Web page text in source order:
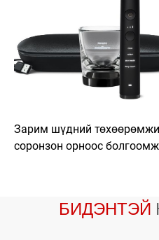
Зарим шүдний
соронзон орноос
БИДЭНТЭЙ